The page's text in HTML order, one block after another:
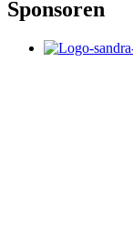
Sponsoren